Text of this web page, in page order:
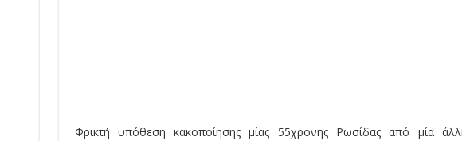
Φρικτή υπόθεση κακοποίησης μίας 55χρονης Ρωσίδας από μία